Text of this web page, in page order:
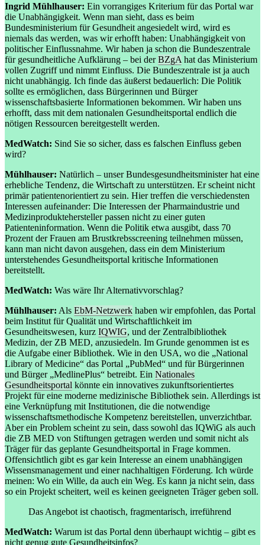
Ingrid Mühlhauser: Ein vorrangiges Kriterium für das Portal war
die Unabhängigkeit. Wenn man sieht, dass es beim
Bundesministerium für Gesundheit angesiedelt wird, wird es
niemals das werden, was wir erhofft haben: Unabhängigkeit von
politischer Einflussnahme. Wir haben ja schon die Bundeszentrale
für gesundheitliche Aufklärung – bei derBZgA hat das Ministerium
vollen Zugriff und nimmt Einfluss. Die Bundeszentrale ist ja auch
nicht unabhängig. Ich finde das äußerst bedauerlich: Die Politik
sollte es ermöglichen, dass Bürgerinnen und Bürger
wissenschaftsbasierte Informationen bekommen. Wir haben uns
erhofft, dass mit dem nationalen Gesundheitsportal endlich die
nötigen Ressourcen bereitgestellt werden.
MedWatch: Sind Sie so sicher, dass es falschen Einfluss geben
wird?
Mühlhauser: Natürlich – unser Bundesgesundheitsminister hat eine
erhebliche Tendenz, die Wirtschaft zu unterstützen. Er scheint nicht
primär patientenorientiert zu sein. Hier treffen die verschiedensten
Interessen aufeinander: Die Interessen der Pharmaindustrie und
Medizinproduktehersteller passen nicht zu einer guten
Patienteninformation. Wenn die Politik etwa ausgibt, dass 70
Prozent der Frauen am Brustkrebsscreening teilnehmen müssen,
kann man nicht davon ausgehen, dass ein dem Ministerium
unterstehendes Gesundheitsportal kritische Informationen
bereitstellt.
MedWatch: Was wäre Ihr Alternativvorschlag?
Mühlhauser: Als EbM-Netzwerk haben wir empfohlen, das Portal
beim Institut für Qualität und Wirtschaftlichkeit im
Gesundheitswesen, kurz IQWIG, und der Zentralbibliothek
Medizin, der ZB MED, anzusiedeln. Im Grunde genommen ist es
die Aufgabe einer Bibliothek. Wie in den USA, wo die „National
Library of Medicine“ das Portal „PubMed“ und für Bürgerinnen
und Bürger „MedlinePlus“ betreibt. Ein Nationales
Gesundheitsportal könnte ein innovatives zukunftsorientiertes
Projekt für eine moderne medizinische Bibliothek sein. Allerdings ist
eine Verknüpfung mit Institutionen, die die notwendige
wissenschaftsmethodische Kompetenz bereitstellen, unverzichtbar.
Aber ein Problem scheint zu sein, dass sowohl das IQWiG als auch
die ZB MED von Stiftungen getragen werden und somit nicht als
Träger für das geplante Gesundheitsportal in Frage kommen.
Offensichtlich gibt es gar kein Interesse an einem unabhängigen
Wissensmanagement und einer nachhaltigen Förderung. Ich würde
meinen: Wo ein Wille, da auch ein Weg. Es kann ja nicht sein, dass
so ein Projekt scheitert, weil es keinen geeigneten Träger geben soll.
Das Angebot ist chaotisch, fragmentarisch, irreführend
MedWatch: Warum ist das Portal denn überhaupt wichtig – gibt es
nicht genug gute Gesundheitsinfos?